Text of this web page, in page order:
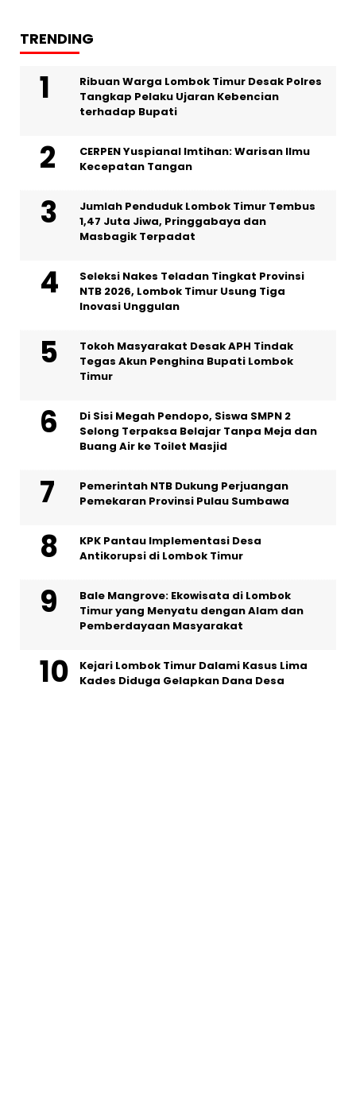
TRENDING
Ribuan Warga Lombok Timur Desak Polres
Tangkap Pelaku Ujaran Kebencian
terhadap Bupati
CERPEN Yuspianal Imtihan: Warisan Ilmu
Kecepatan Tangan
Jumlah Penduduk Lombok Timur Tembus
1,47 Juta Jiwa, Pringgabaya dan
Masbagik Terpadat
Seleksi Nakes Teladan Tingkat Provinsi
NTB 2026, Lombok Timur Usung Tiga
Inovasi Unggulan
Tokoh Masyarakat Desak APH Tindak
Tegas Akun Penghina Bupati Lombok
Timur
Di Sisi Megah Pendopo, Siswa SMPN 2
Selong Terpaksa Belajar Tanpa Meja dan
Buang Air ke Toilet Masjid
Pemerintah NTB Dukung Perjuangan
Pemekaran Provinsi Pulau Sumbawa
KPK Pantau Implementasi Desa
Antikorupsi di Lombok Timur
Bale Mangrove: Ekowisata di Lombok
Timur yang Menyatu dengan Alam dan
Pemberdayaan Masyarakat
Kejari Lombok Timur Dalami Kasus Lima
Kades Diduga Gelapkan Dana Desa